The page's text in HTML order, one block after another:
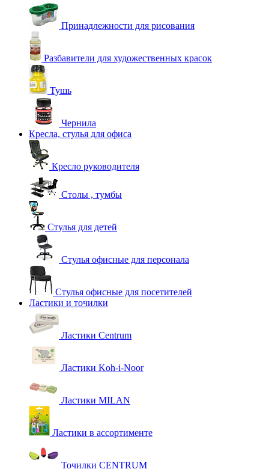
Принадлежности для рисования
Разбавители для художественных красок
Тушь
Чернила
Кресла, стулья для офиса
Кресло руководителя
Столы , тумбы
Стулья для детей
Стулья офисные для персонала
Стулья офисные для посетителей
Ластики и точилки
Ластики Centrum
Ластики Koh-i-Noor
Ластики MILAN
Ластики в ассортименте
Точилки CENTRUM